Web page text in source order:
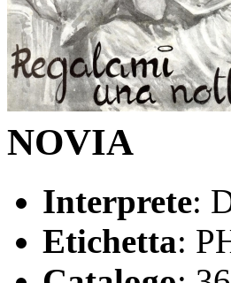
NOVIA
Interprete:
Etichetta: